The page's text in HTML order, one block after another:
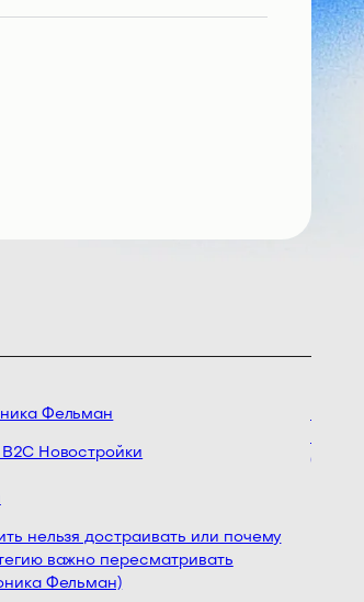
Фельман
Новостройки
нельзя достраивать или почему
важно пересматривать
Фельман)
(Ирина